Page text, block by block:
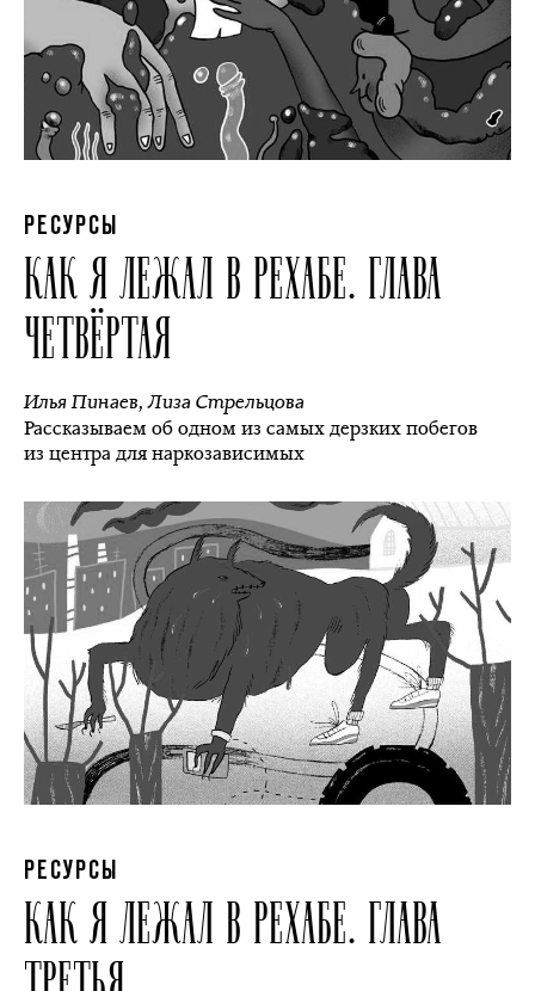
РЕСУРСЫ
КАК Я ЛЕЖАЛ В РЕХАБЕ. ГЛАВА
ЧЕТВЁРТАЯ
Илья Пинаев,Лиза Стрельцова
Рассказываем об одном из самых дерзких побегов
из центра для наркозависимых
РЕСУРСЫ
КАК Я ЛЕЖАЛ В РЕХАБЕ. ГЛАВА